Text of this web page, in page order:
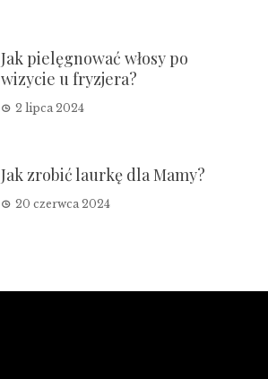
Jak pielęgnować włosy po
wizycie u fryzjera?
2 lipca 2024
Jak zrobić laurkę dla Mamy?
20 czerwca 2024